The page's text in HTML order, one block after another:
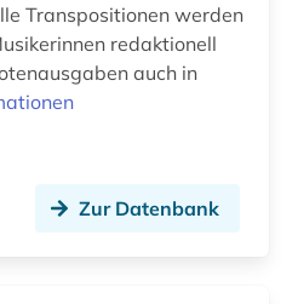
(1) Transpositionen werden
redaktionell
auch in
Zur Datenbank